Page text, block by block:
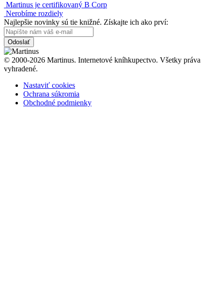
Martinus je certifikovaný B Corp
Nerobíme rozdiely
Najlepšie novinky sú tie knižné. Získajte ich ako prví:
Odoslať
© 2000-2026 Martinus. Internetové kníhkupectvo. Všetky práva
vyhradené.
Nastaviť cookies
Ochrana súkromia
Obchodné podmienky